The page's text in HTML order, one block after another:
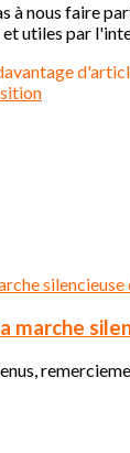
à nous faire
utiles par
marche